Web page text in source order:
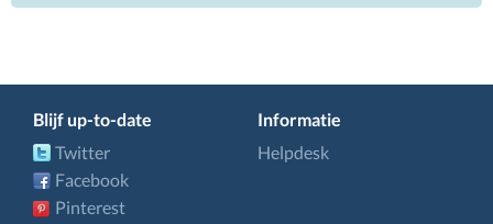
Blijf up-to-date
Twitter
Facebook
Pinterest
Informatie
Helpdesk